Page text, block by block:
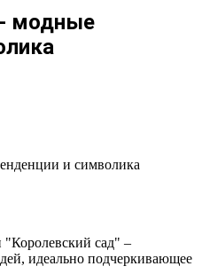
модные
и символика
"Королевский сад" –
идеально подчеркивающее